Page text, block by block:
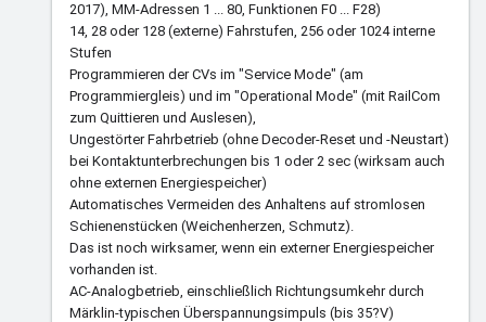
2017), MM-Adressen 1 ... 80, Funktionen F0 ... F28)
14, 28 oder 128 (externe) Fahrstufen, 256 oder 1024 interne
Stufen
Programmieren der CVs im "Service Mode" (am
Programmiergleis) und im "Operational Mode" (mit RailCom
zum Quittieren und Auslesen),
Ungestörter Fahrbetrieb (ohne Decoder-Reset und -Neustart)
bei Kontaktunterbrechungen bis 1 oder 2 sec (wirksam auch
ohne externen Energiespeicher)
Automatisches Vermeiden des Anhaltens auf stromlosen
Schienenstücken (Weichenherzen, Schmutz).
Das ist noch wirksamer, wenn ein externer Energiespeicher
vorhanden ist.
AC-Analogbetrieb, einschließlich Richtungsumkehr durch
Märklin-typischen Überspannungsimpuls (bis 35?V)